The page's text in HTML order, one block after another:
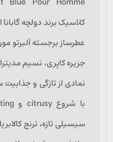
عطرساز برجسته آلبرتو
جزیره کاپری، نسیم
نمادی از تازگی و
سیسیلی تازه، ترنج